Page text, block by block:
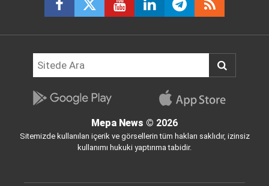
Mepa News © 2026
Sitemizde kullanılan içerik ve görsellerin tüm hakları saklıdır, izinsiz
kullanımı hukuki yaptırıma tabidir.